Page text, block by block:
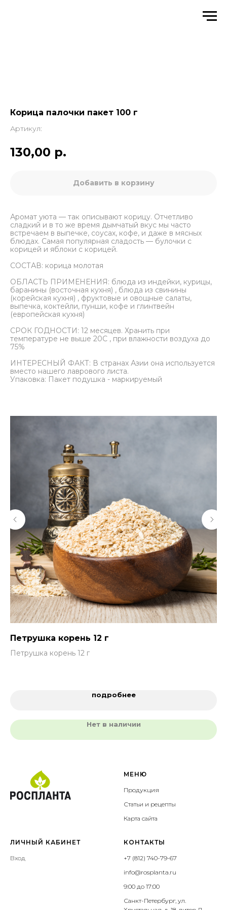
Корица палочки пакет 100 г
Артикул:
130,00 р.
Добавить в корзину
Аромат уюта — так описывают корицу. Отчетливо
сладкий и в то же время дымчатый вкус мы часто
встречаем в выпечке, соусах, кофе, и даже в мясных
блюдах. Самая популярная сладость — булочки с
корицей и яблоки с корицей.
СОСТАВ: корица молотая
ОБЛАСТЬ ПРИМЕНЕНИЯ: блюда из индейки, курицы,
баранины (восточная кухня) , блюда из свинины
(корейская кухня) , фруктовые и овощные салаты,
выпечка, коктейли, пунши, кофе и глинтвейн
(европейская кухня)
СРОК ГОДНОСТИ: 12 месяцев. Хранить при
температуре не выше 20С , при влажности воздуха до
75%
ИНТЕРЕСНЫЙ ФАКТ: В странах Азии она используется
вместо нашего лаврового листа.
Упаковка: Пакет подушка - маркируемый
Петрушка корень 12 г
Петрушка корень 12 г
подробнее
Нет в наличии
МЕНЮ
Продукция
Статьи и рецепты
Карта сайта
ЛИЧНЫЙ КАБИНЕТ
Вход
КОНТАКТЫ
+7 (812) 740-79-67
info@rosplanta.ru
9:00 до 17:00
Санкт-Петербург, ул.